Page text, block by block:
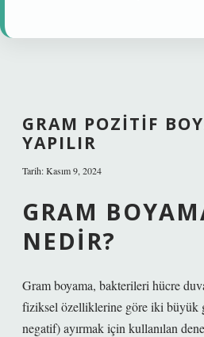
GRAM POZITIF
YAPILIR
Tarih: Kasım 9, 2024
GRAM
NEDIR?
Gram boyama, bakterileri hücre
fiziksel özelliklerine göre iki büyük
negatif) ayırmak için kullanılan